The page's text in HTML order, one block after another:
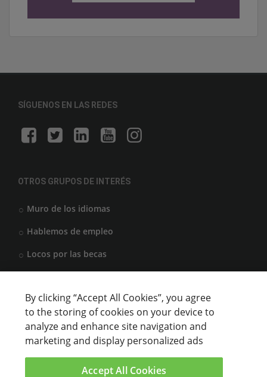
SÍGUENOS EN LAS REDES
OTROS GRUPOS DE INTERÉS
Muro de los idiomas
Hablemos de empleo
Locos por las becas
CENTROS DE FORMACIÓN
Anunciar cursos
USUARIOS
By clicking “Accept All Cookies”, you agree
to the storing of cookies on your device to
analyze and enhance site navigation and
marketing and display personalized ads
Accept All Cookies